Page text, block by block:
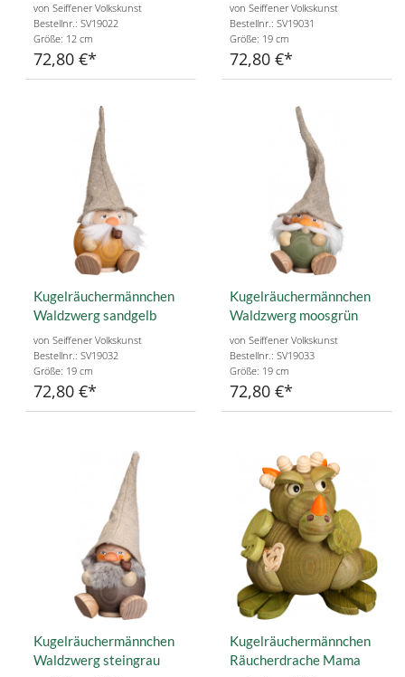
von Seiffener Volkskunst
Bestellnr.: SV19022
Größe: 12 cm
72,80 €
von Seiffener Volkskunst
Bestellnr.: SV19031
Größe: 19 cm
72,80 €
Kugelräuchermännchen
Waldzwerg sandgelb
von Seiffener Volkskunst
Bestellnr.: SV19032
Größe: 19 cm
72,80 €
Kugelräuchermännchen
Waldzwerg moosgrün
von Seiffener Volkskunst
Bestellnr.: SV19033
Größe: 19 cm
72,80 €
Kugelräuchermännchen
Waldzwerg steingrau
Kugelräuchermännchen
Räucherdrache Mama